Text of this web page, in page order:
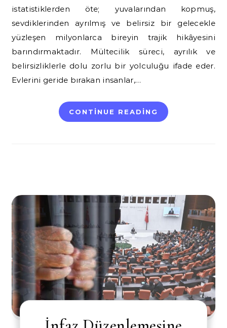
istatistiklerden öte; yuvalarından kopmuş,
sevdiklerinden ayrılmış ve belirsiz bir gelecekle
yüzleşen milyonlarca bireyin trajik hikâyesini
barındırmaktadır. Mültecilik süreci, ayrılık ve
belirsizliklerle dolu zorlu bir yolculuğu ifade eder.
Evlerini geride bırakan insanlar,…
CONTINUE READING